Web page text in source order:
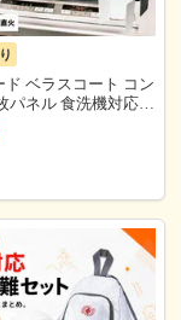
ド ベラスコート コン
パネル 食洗機対応
はね 選べる2色 ホワ
ク IH対応